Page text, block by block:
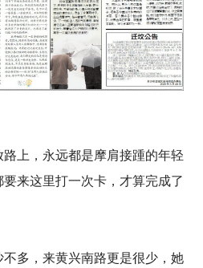
上，永远都是摩肩接踵的年轻
来这里打一次卡，才算完成了
多，来黄兴南路更是很少，她